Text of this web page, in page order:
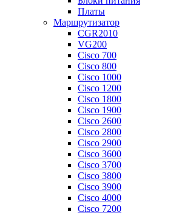
Платы
Маршрутизатор
CGR2010
VG200
Cisco 700
Cisco 800
Cisco 1000
Cisco 1200
Cisco 1800
Cisco 1900
Cisco 2600
Cisco 2800
Cisco 2900
Cisco 3600
Cisco 3700
Cisco 3800
Cisco 3900
Cisco 4000
Cisco 7200